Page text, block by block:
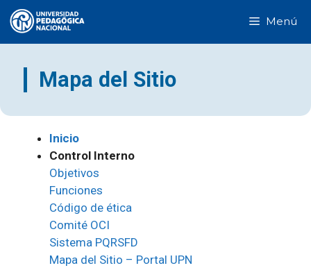
Menú
Mapa del Sitio
Inicio
Control Interno
Objetivos
Funciones
Código de ética
Comité OCI
Sistema PQRSFD
Mapa del Sitio – Portal UPN